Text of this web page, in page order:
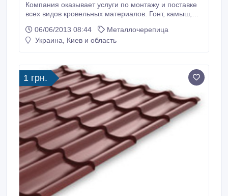
Компания оказывает услуги по монтажу и поставке
всех видов кровельных материалов. Гонт, камыш,
черепица.Высокое качество, выполнения согласно
договору в срок, приемлемые цены.
06/06/2013 08:44
Металлочерепица
Украина, Киев и область
1 грн.